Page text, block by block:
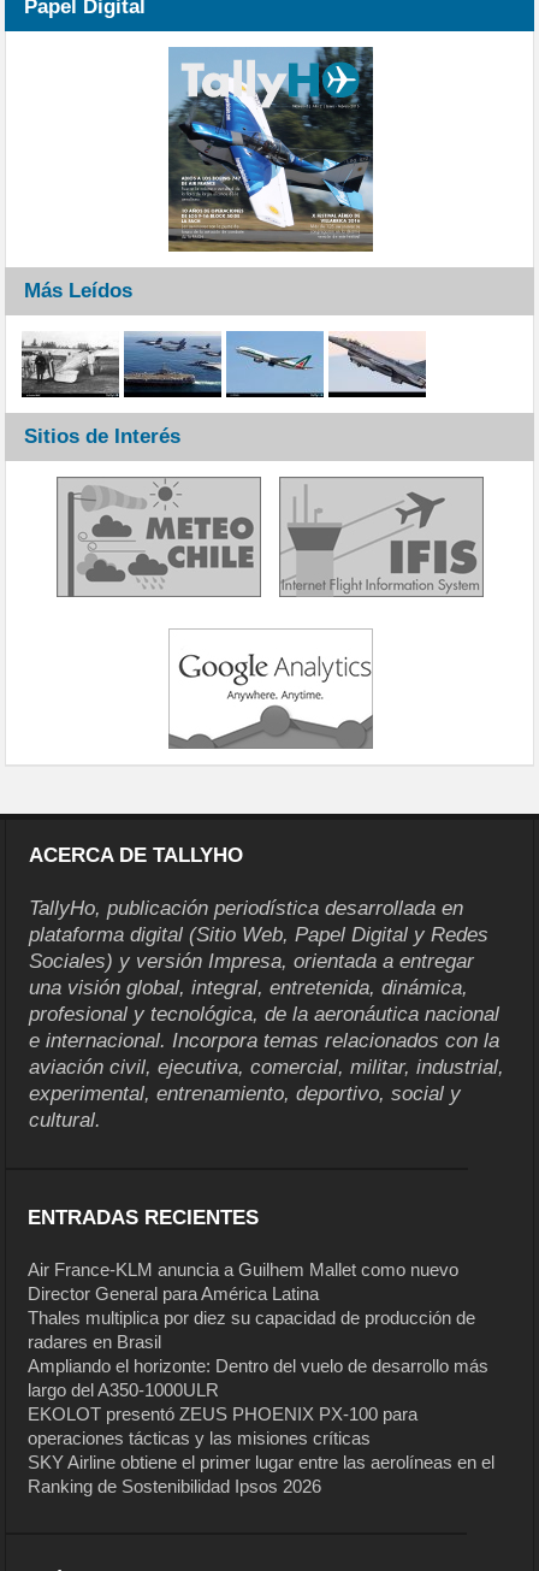
Papel Digital
Más Leídos
Sitios de Interés
ACERCA DE TALLYHO
TallyHo, publicación periodística desarrollada en
plataforma digital (Sitio Web, Papel Digital y Redes
Sociales) y versión Impresa, orientada a entregar
una visión global, integral, entretenida, dinámica,
profesional y tecnológica, de la aeronáutica nacional
e internacional. Incorpora temas relacionados con la
aviación civil, ejecutiva, comercial, militar, industrial,
experimental, entrenamiento, deportivo, social y
cultural.
ENTRADAS RECIENTES
Air France-KLM anuncia a Guilhem Mallet como nuevo
Director General para América Latina
Thales multiplica por diez su capacidad de producción de
radares en Brasil
Ampliando el horizonte: Dentro del vuelo de desarrollo más
largo del A350-1000ULR
EKOLOT presentó ZEUS PHOENIX PX-100 para
operaciones tácticas y las misiones críticas
SKY Airline obtiene el primer lugar entre las aerolíneas en el
Ranking de Sostenibilidad Ipsos 2026